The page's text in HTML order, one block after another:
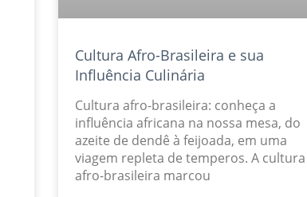
Cultura Afro-Brasileira e sua
Influência Culinária
Cultura afro-brasileira: conheça a
influência africana na nossa mesa, do
azeite de dendê à feijoada, em uma
viagem repleta de temperos. A cultura
afro-brasileira marcou